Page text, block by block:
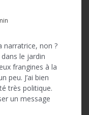
narratrice, non ?
le jardin
frangines à la
peu. J’ai bien
très politique.
un message